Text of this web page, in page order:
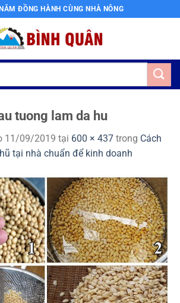
ĐỒNG HÀNH CÙNG NHÀ NÔNG
tuong lam da hu
11/09/2019 tại 600 × 437 trong Cách
tại nhà chuẩn để kinh doanh